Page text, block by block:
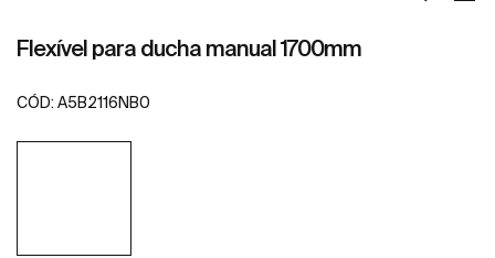
Flexível para ducha manual 1700mm
CÓD: A5B2116NB0